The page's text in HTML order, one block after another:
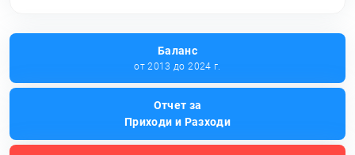
Баланс
от 2013 до 2024 г.
Отчет за
Приходи и Разходи